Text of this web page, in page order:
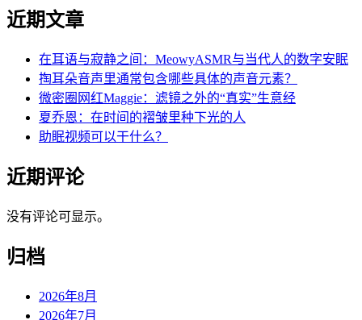
近期文章
在耳语与寂静之间：MeowyASMR与当代人的数字安眠
掏耳朵音声里通常包含哪些具体的声音元素？
微密圈网红Maggie：滤镜之外的“真实”生意经
夏乔恩：在时间的褶皱里种下光的人
助眠视频可以干什么？
近期评论
没有评论可显示。
归档
2026年8月
2026年7月